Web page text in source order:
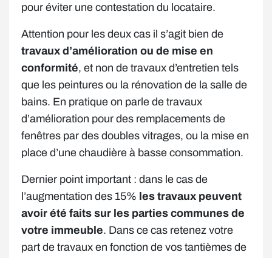
pour éviter une contestation du locataire.
Attention pour les deux cas il s’agit bien de
travaux d’amélioration ou de mise en
conformité, et non de travaux d’entretien tels
que les peintures ou la rénovation de la salle de
bains. En pratique on parle de travaux
d’amélioration pour des remplacements de
fenêtres par des doubles vitrages, ou la mise en
place d’une chaudière à basse consommation.
Dernier point important : dans le cas de
l’augmentation des 15% les travaux peuvent
avoir été faits sur les parties communes de
votre immeuble. Dans ce cas retenez votre
part de travaux en fonction de vos tantièmes de